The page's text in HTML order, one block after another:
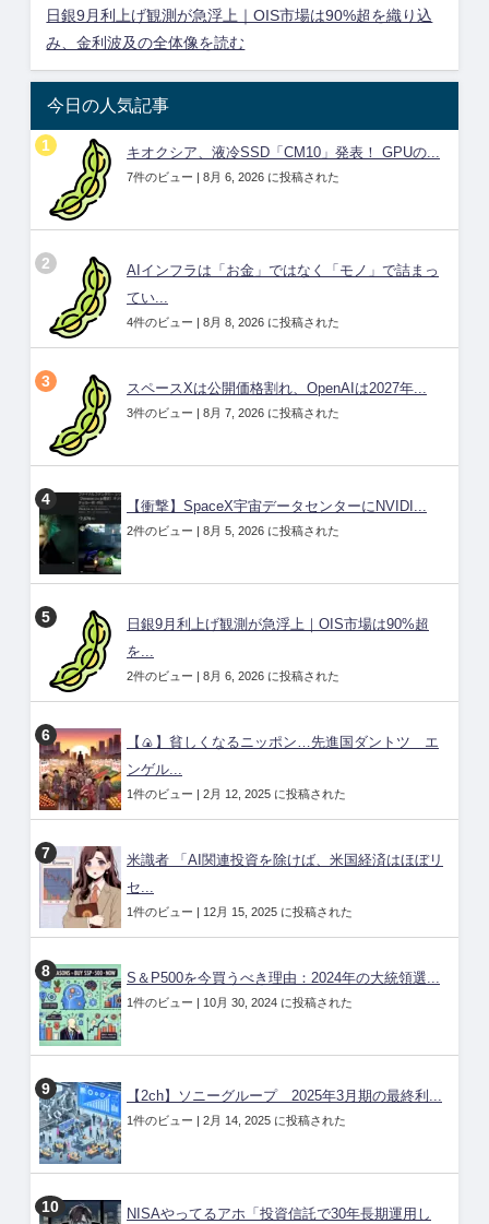
日銀9月利上げ観測が急浮上｜OIS市場は90%超を織り込
み、金利波及の全体像を読む
今日の人気記事
キオクシア、液冷SSD「CM10」発表！ GPUの...
7件のビュー | 8月 6, 2026 に投稿された
AIインフラは「お金」ではなく「モノ」で詰まっ
てい...
4件のビュー | 8月 8, 2026 に投稿された
スペースXは公開価格割れ、OpenAIは2027年...
3件のビュー | 8月 7, 2026 に投稿された
【衝撃】SpaceX宇宙データセンターにNVIDI...
2件のビュー | 8月 5, 2026 に投稿された
日銀9月利上げ観測が急浮上｜OIS市場は90%超
を...
2件のビュー | 8月 6, 2026 に投稿された
【🍙】貧しくなるニッポン…先進国ダントツ エ
ンゲル...
1件のビュー | 2月 12, 2025 に投稿された
米識者 「AI関連投資を除けば、米国経済はほぼリ
セ...
1件のビュー | 12月 15, 2025 に投稿された
S＆P500を今買うべき理由：2024年の大統領選...
1件のビュー | 10月 30, 2024 に投稿された
【2ch】ソニーグループ 2025年3月期の最終利...
1件のビュー | 2月 14, 2025 に投稿された
NISAやってるアホ「投資信託で30年長期運用し